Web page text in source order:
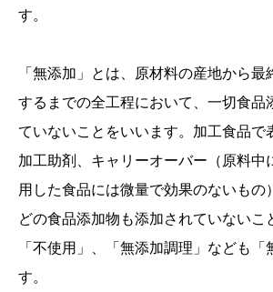
す。
「無添加」とは、原材料の産地から
するまでの全工程において、一切食品
ていないことをいいます。加工食品で
加工助剤、キャリーオーバー（原料中
用した食品には微量で効果のないもの
どの食品添加物も添加されていないこ
「不使用」、「無添加調理」なども
す。